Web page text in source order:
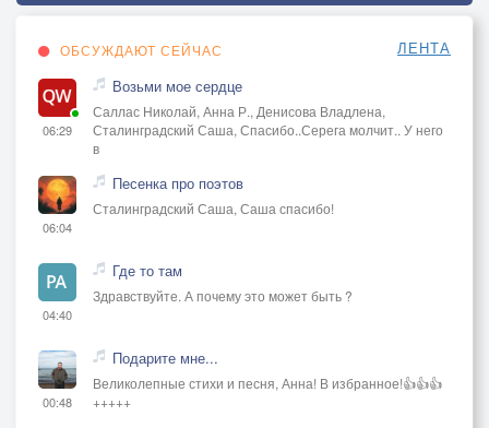
ОБСУЖДАЮТ СЕЙЧАС ЛЕНТА
06:29
Возьми мое сердце
Саллас Николай, Анна Р., Денисова Владлена,
Сталинградский Саша, Спасибо..Серега молчит.. У него
в
06:04
Песенка про поэтов
Сталинградский Саша, Саша спасибо!
04:40
Где то там
Здравствуйте. А почему это может быть ?
00:48
Подарите мне...
Великолепные стихи и песня, Анна! В избранное!👍👍👍
+++++